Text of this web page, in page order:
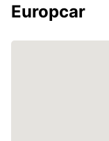
Europcar